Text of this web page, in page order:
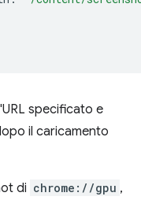
specificato e
il caricamento
di chrome://gpu ,